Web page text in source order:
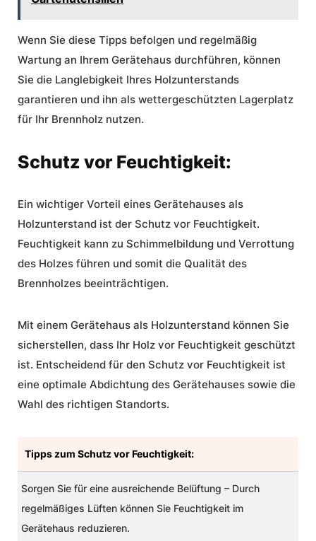
Wenn Sie diese Tipps befolgen und regelmäßig
Wartung an Ihrem Gerätehaus durchführen, können
Sie die Langlebigkeit Ihres Holzunterstands
garantieren und ihn als wettergeschützten Lagerplatz
für Ihr Brennholz nutzen.
Schutz vor Feuchtigkeit:
Ein wichtiger Vorteil eines Gerätehauses als
Holzunterstand ist der Schutz vor Feuchtigkeit.
Feuchtigkeit kann zu Schimmelbildung und Verrottung
des Holzes führen und somit die Qualität des
Brennholzes beeinträchtigen.
Mit einem Gerätehaus als Holzunterstand können Sie
sicherstellen, dass Ihr Holz vor Feuchtigkeit geschützt
ist. Entscheidend für den Schutz vor Feuchtigkeit ist
eine optimale Abdichtung des Gerätehauses sowie die
Wahl des richtigen Standorts.
Tipps zum Schutz vor Feuchtigkeit:
Sorgen Sie für eine ausreichende Belüftung – Durch
regelmäßiges Lüften können Sie Feuchtigkeit im
Gerätehaus reduzieren.